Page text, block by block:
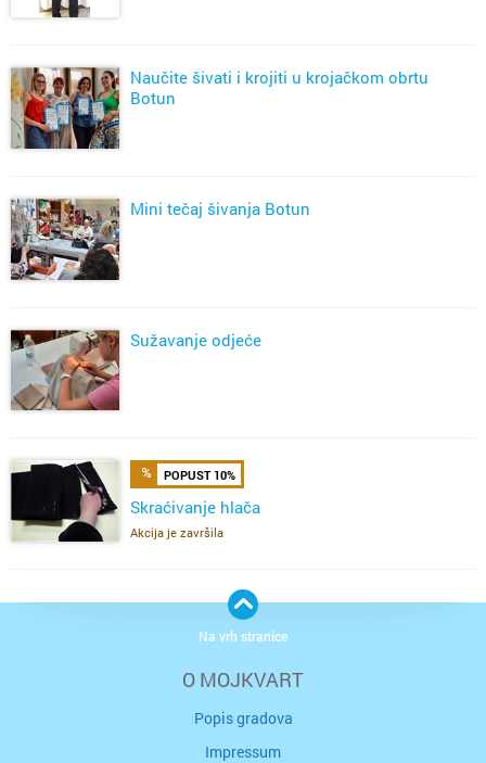
Naučite šivati i krojiti u krojačkom obrtu
Botun
Mini tečaj šivanja Botun
Sužavanje odjeće
POPUST 10%
Skraćivanje hlača
Akcija je završila
O MOJKVART
Popis gradova
Impressum
Na vrh stranice